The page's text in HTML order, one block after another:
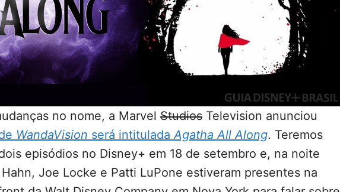
no nome, a Marvel Studios Television anunciou
WandaVision será intitulada Agatha All Along. Teremos
episódios no Disney+ em 18 de setembro e, na noite
Joe Locke e Patti LuPone estiveram presentes na